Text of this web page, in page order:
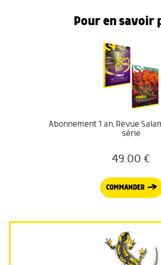
Pour en savoir
Abonnement 1 an, Revue
série
49.00 €
COMMANDER